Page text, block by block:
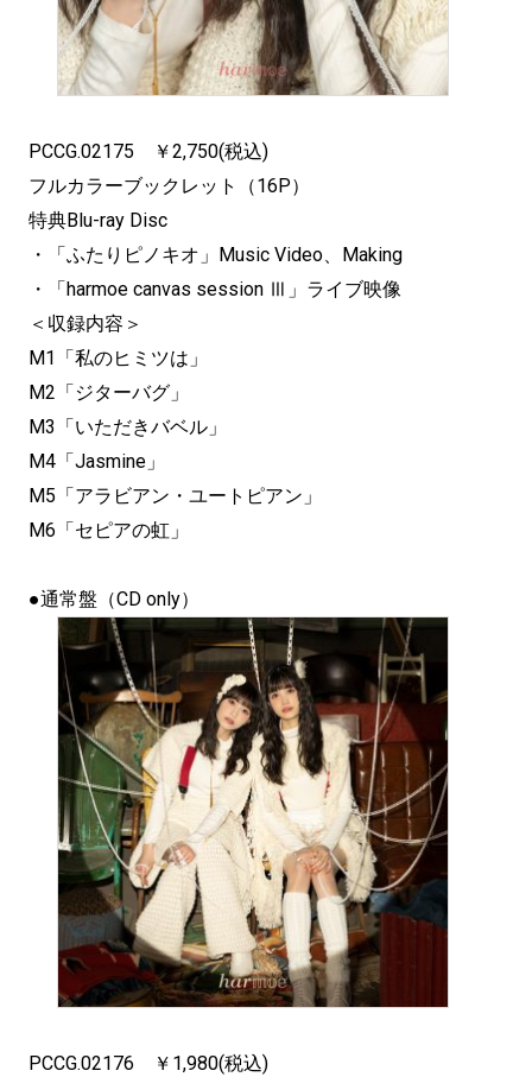
PCCG.02175 ￥2,750(税込)
フルカラーブックレット（16P）
特典Blu-ray Disc
・「ふたりピノキオ」Music Video、Making
・「harmoe canvas session Ⅲ」ライブ映像
＜収録内容＞
M1「私のヒミツは」
M2「ジターバグ」
M3「いただきバベル」
M4「Jasmine」
M5「アラビアン・ユートピアン」
M6「セピアの虹」
●通常盤（CD only）
PCCG.02176 ￥1,980(税込)